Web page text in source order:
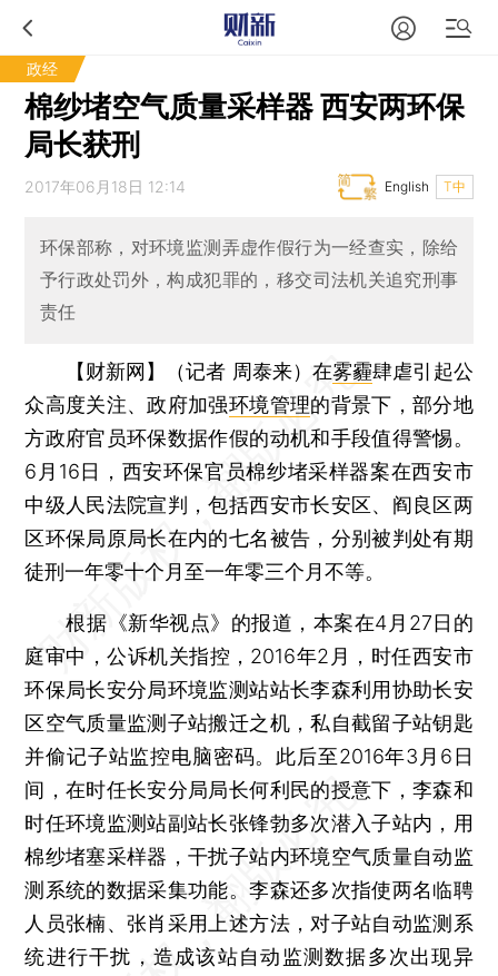
政经
棉纱堵空气质量采样器 西安两环保
局长获刑
2017年06月18日 12:14 T中
English
环保部称，对环境监测弄虚作假行为一经查实，除给
予行政处罚外，构成犯罪的，移交司法机关追究刑事
责任
【财新网】（记者 周泰来） 在雾霾肆虐引起公
众高度关注、政府加强环境管理的背景下，部分地
方政府官员环保数据作假的动机和手段值得警惕。
6月16日，西安环保官员棉纱堵采样器案在西安市
中级人民法院宣判，包括西安市长安区、阎良区两
区环保局原局长在内的七名被告，分别被判处有期
徒刑一年零十个月至一年零三个月不等。
根据《新华视点》的报道，本案在4月27日的
庭审中，公诉机关指控，2016年2月，时任西安市
环保局长安分局环境监测站站长李森利用协助长安
区空气质量监测子站搬迁之机，私自截留子站钥匙
并偷记子站监控电脑密码。此后至2016年3月6日
间，在时任长安分局局长何利民的授意下，李森和
时任环境监测站副站长张锋勃多次潜入子站内，用
棉纱堵塞采样器，干扰子站内环境空气质量自动监
测系统的数据采集功能。李森还多次指使两名临聘
人员张楠、张肖采用上述方法，对子站自动监测系
统进行干扰，造成该站自动监测数据多次出现异